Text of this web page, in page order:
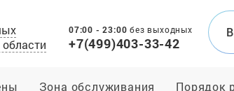
07:00 - 23:00без выходных
+7(499)403-33-42
Зона обслуживания Порядок